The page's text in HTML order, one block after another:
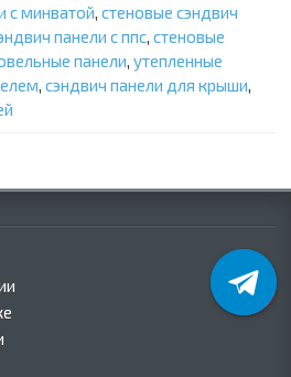
с минватой, стеновые сэндвич
панели с ппс, стеновые
панели, утепленные
, сэндвич панели для крыши,